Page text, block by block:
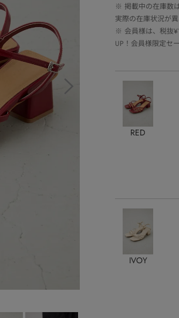
※ 掲載中の在庫数
実際の在庫状況が
※ 会員様は、税抜
UP！会員様限定セ
RED
IVOY